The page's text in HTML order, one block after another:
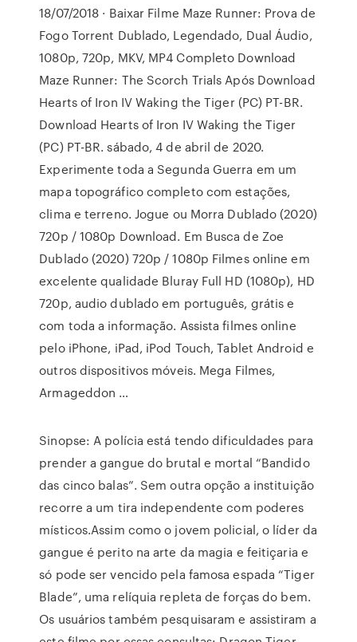
18/07/2018 · Baixar Filme Maze Runner: Prova de
Fogo Torrent Dublado, Legendado, Dual Áudio,
1080p, 720p, MKV, MP4 Completo Download
Maze Runner: The Scorch Trials Após Download
Hearts of Iron IV Waking the Tiger (PC) PT-BR.
Download Hearts of Iron IV Waking the Tiger
(PC) PT-BR. sábado, 4 de abril de 2020.
Experimente toda a Segunda Guerra em um
mapa topográfico completo com estações,
clima e terreno. Jogue ou Morra Dublado (2020)
720p / 1080p Download. Em Busca de Zoe
Dublado (2020) 720p / 1080p Filmes online em
excelente qualidade Bluray Full HD (1080p), HD
720p, audio dublado em português, grátis e
com toda a informação. Assista filmes online
pelo iPhone, iPad, iPod Touch, Tablet Android e
outros dispositivos móveis. Mega Filmes,
Armageddon …
Sinopse: A polícia está tendo dificuldades para
prender a gangue do brutal e mortal “Bandido
das cinco balas”. Sem outra opção a instituição
recorre a um tira independente com poderes
místicos.Assim como o jovem policial, o líder da
gangue é perito na arte da magia e feitiçaria e
só pode ser vencido pela famosa espada “Tiger
Blade”, uma relíquia repleta de forças do bem.
Os usuários também pesquisaram e assistiram a